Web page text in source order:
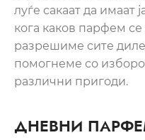
луѓе сакаат да имаат
кога каков парфем се
разрешиме сите
помогнеме со
различни пригоди.
ДНЕВНИ